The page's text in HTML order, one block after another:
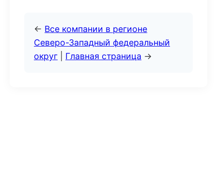
← Все компании в регионе
Северо-Западный федеральный
округ
Главная страница →